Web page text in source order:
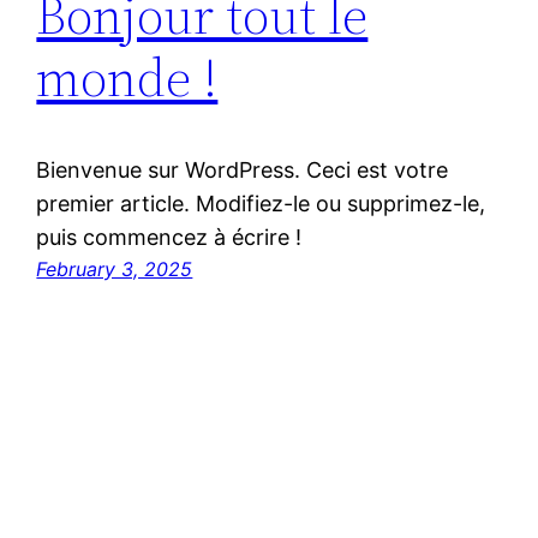
Bonjour tout le
monde !
Bienvenue sur WordPress. Ceci est votre
premier article. Modifiez-le ou supprimez-le,
puis commencez à écrire !
February 3, 2025